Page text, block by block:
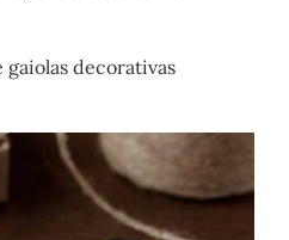
gaiolas decorativas